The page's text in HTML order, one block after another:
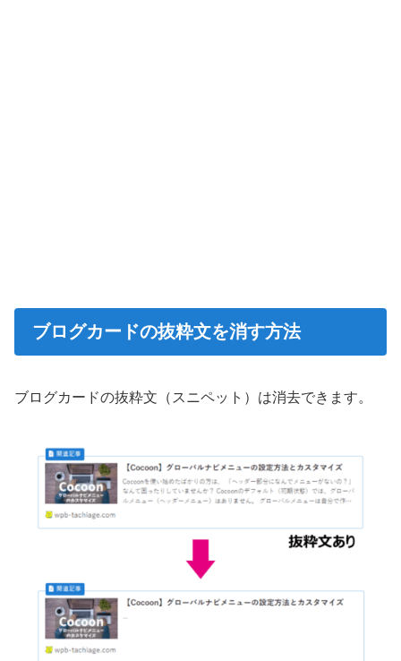
ブログカードの抜粋文を消す方法
ブログカードの抜粋文（スニペット）は消去できます。